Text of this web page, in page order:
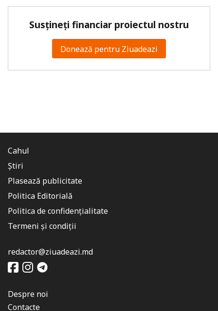
Susțineți financiar proiectul nostru
Donează pentru Ziuadeazi
Cahul
Știri
Plasează publicitate
Politica Editorială
Politica de confidențialitate
Termeni și condiții
redactor@ziuadeazi.md
Despre noi
Contacte